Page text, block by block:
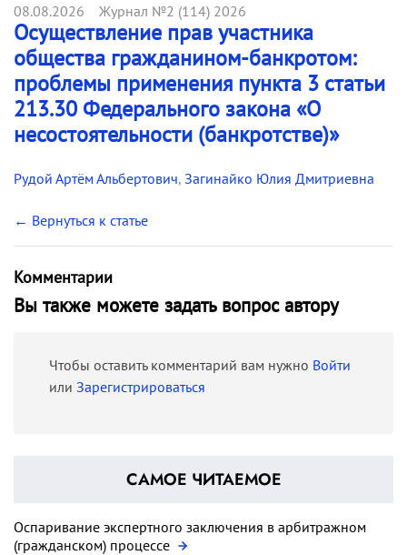
08.08.2026 Журнал №2 (114) 2026
Осуществление прав участника
общества гражданином-банкротом:
проблемы применения пункта 3 статьи
213.30 Федерального закона «О
несостоятельности (банкротстве)»
Рудой Артём Альбертович, Загинайко Юлия Дмитриевна
← Вернуться к статье
Комментарии
Вы также можете задать вопрос автору
Чтобы оставить комментарий вам нужно Войти
или Зарегистрироваться
САМОЕ ЧИТАЕМОЕ
Оспаривание экспертного заключения в арбитражном
(гражданском) процессе